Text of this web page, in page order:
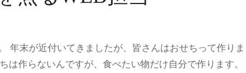
年末が近付いてきましたが、皆さんはおせちって作りま
は作らないんですが、食べたい物だけ自分で作ります。